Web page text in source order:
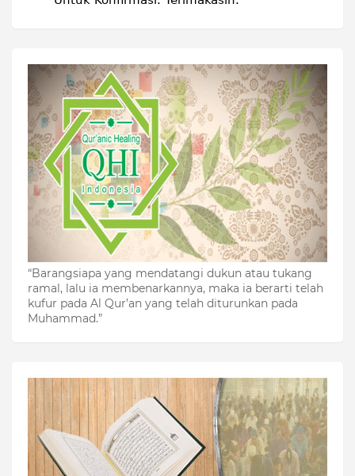
“Barangsiapa yang mendatangi dukun atau tukang
ramal, lalu ia membenarkannya, maka ia berarti telah
kufur pada Al Qur’an yang telah diturunkan pada
Muhammad.”